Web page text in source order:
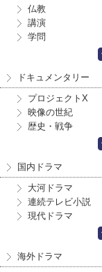
仏教
講演
学問
ドキュメンタリー
プロジェクトX
映像の世紀
歴史・戦争
国内ドラマ
大河ドラマ
連続テレビ小説
現代ドラマ
海外ドラマ